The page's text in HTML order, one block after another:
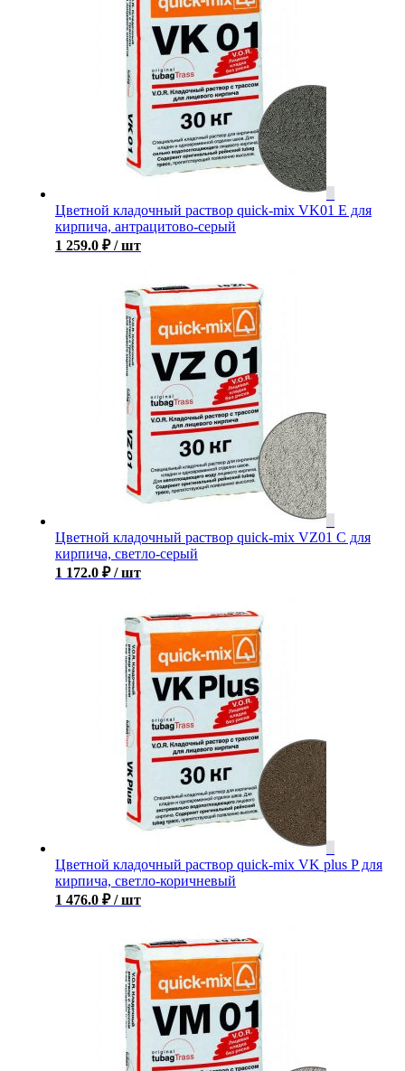
Цветной кладочный раствор quick-mix VK01 E для
кирпича, антрацитово-серый
1 259.0 ₽ / шт
Цветной кладочный раствор quick-mix VZ01 С для
кирпича, светло-серый
1 172.0 ₽ / шт
Цветной кладочный раствор quick-mix VK plus P для
кирпича, светло-коричневый
1 476.0 ₽ / шт